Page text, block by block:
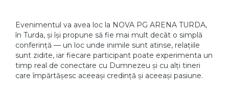
Evenimentul va avea loc la NOVA PG ARENA TURDA,
în Turda, și își propune să fie mai mult decât o simplă
conferință — un loc unde inimile sunt atinse, relațiile
sunt zidite, iar fiecare participant poate experimenta un
timp real de conectare cu Dumnezeu și cu alți tineri
care împărtășesc aceeași credință și aceeași pasiune.